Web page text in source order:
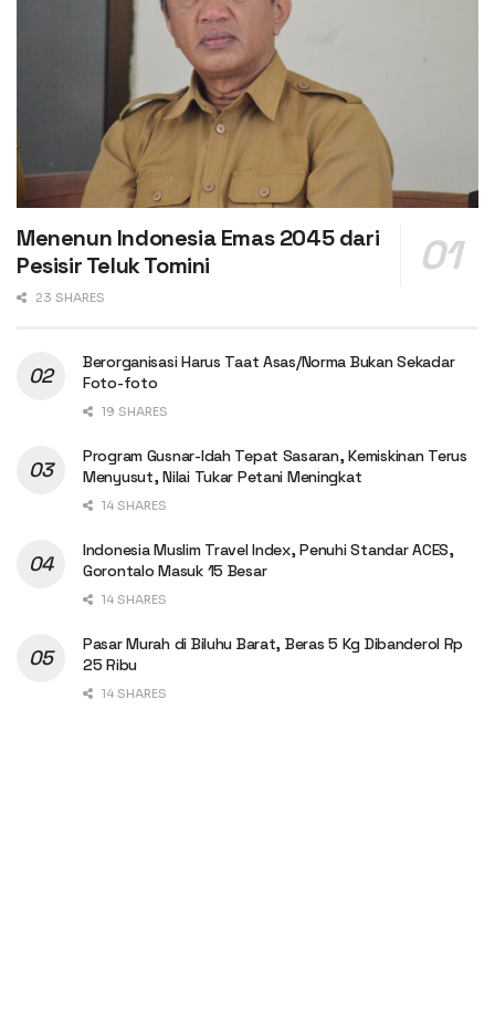
Menenun Indonesia Emas 2045 dari
Pesisir Teluk Tomini
23 SHARES
Berorganisasi Harus Taat Asas/Norma Bukan Sekadar
Foto-foto
19 SHARES
Program Gusnar-Idah Tepat Sasaran, Kemiskinan Terus
Menyusut, Nilai Tukar Petani Meningkat
14 SHARES
Indonesia Muslim Travel Index, Penuhi Standar ACES,
Gorontalo Masuk 15 Besar
14 SHARES
Pasar Murah di Biluhu Barat, Beras 5 Kg Dibanderol Rp
25 Ribu
14 SHARES